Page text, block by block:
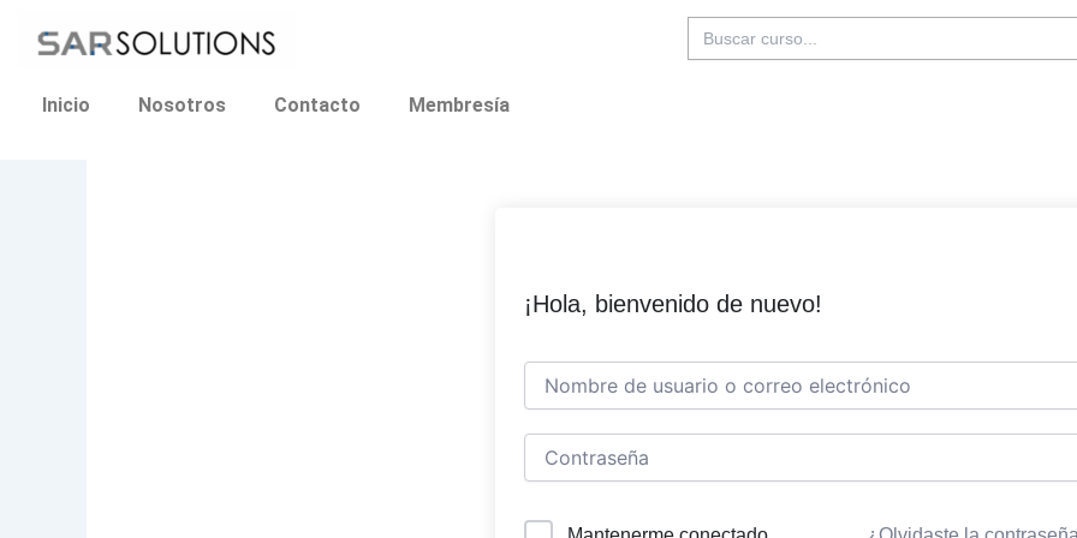
Buscar:
Inicio Nosotros Contacto Membresía
¡Hola, bienvenido de nuevo!